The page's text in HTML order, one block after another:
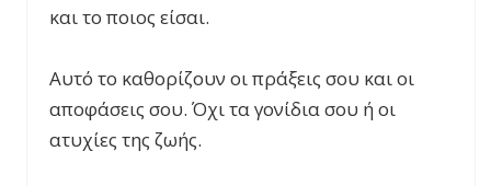
και το ποιος είσαι.
Αυτό το καθορίζουν οι πράξεις σου και οι
αποφάσεις σου. Όχι τα γονίδια σου ή οι
ατυχίες της ζωής.